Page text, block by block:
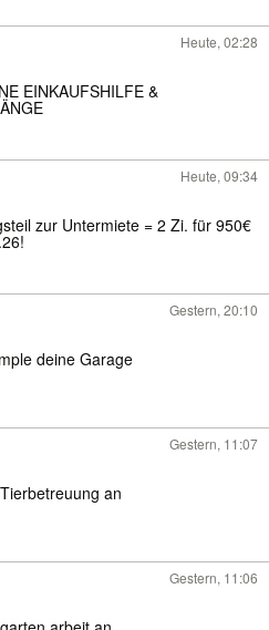
Heute, 02:28
EINKAUFSHILFE &
Heute, 09:34
zur Untermiete = 2 Zi. für 950€
Gestern, 20:10
deine Garage
Gestern, 11:07
an
Gestern, 11:06